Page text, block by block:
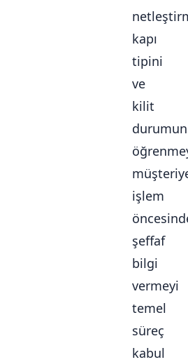
kapı
tipini
ve
kilit
işlem
şeffaf
bilgi
vermeyi
temel
süreç
kabul